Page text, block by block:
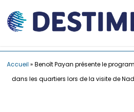
Accueil » Benoît Payan présente le
dans les quartiers lors de la visite de